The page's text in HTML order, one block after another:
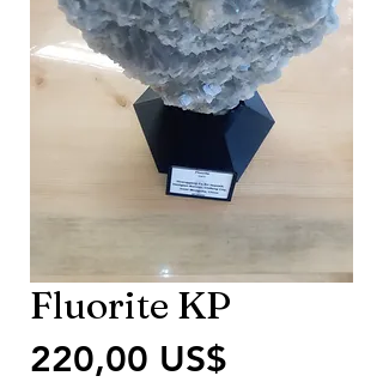
Fluorite KP
220,00 US$